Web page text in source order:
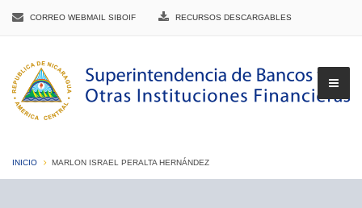
CORREO WEBMAIL SIBOIF RECURSOS DESCARGABLES
INICIO MARLON ISRAEL PERALTA HERNÁNDEZ